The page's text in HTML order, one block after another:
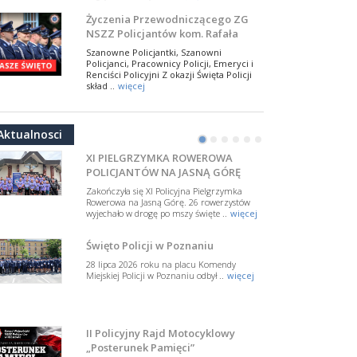
Życzenia Przewodniczącego ZG
NSZZ Policjantów kom. Rafała
Jankowskiego z okazji Święta
Policji 2026
Szanowne Policjantki, Szanowni
Policjanci, Pracownicy Policji, Emeryci i
Renciści Policyjni Z okazji Święta Policji
skład .. więcej
NSZZ Policjantów: Policja nie może
W przestrzeni publicznej po raz kolejny
pojawiły się wypowiedzi, które uderzają
w funkcjonariuszki i funkcjonariuszy
Policj .. więcej
Dodatkowe zarobkowanie
policjantów. NSZZP: obecne
zmiany przepisów regulujących
dodatkowej pracy zarobkowe .. więcej
Postępowanie dotyczące interwencji
Policji w miejscu zamieszkania red.
Tomasza Sakiewicza zostało umorzone.
•••
W Biedrusku, pod Tablicą Pamiątkową
poświęconą starszemu sierżantowi Mar
.. więcej
50-lecie BOA. Zarząd Główny NSZZ
Policjantów z uznaniem
formacji kontrterrorystycznej
Polskiego w Warszawie odbyła się uroczysta
XI PIELGRZYMKA ROWEROWA
POLICJANTÓW NA JASNĄ GÓRĘ
Zakończyła się XI Policyjna Pielgrzymka
Rowerowa na Jasną Górę. 26 rowerzystów
wyjechało w drogę po mszy święte .. więcej
Święto Policji w Poznaniu
28 lipca 2026 roku na placu Komendy
Miejskiej Policji w Poznaniu odbył .. więcej
II Policyjny Rajd Motocyklowy
„Posterunek Pamięci”